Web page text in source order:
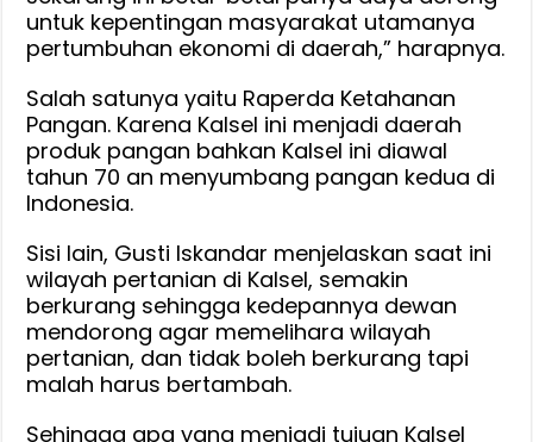
untuk kepentingan masyarakat utamanya
pertumbuhan ekonomi di daerah,” harapnya.
Salah satunya yaitu Raperda Ketahanan
Pangan. Karena Kalsel ini menjadi daerah
produk pangan bahkan Kalsel ini diawal
tahun 70 an menyumbang pangan kedua di
Indonesia.
Sisi lain, Gusti Iskandar menjelaskan saat ini
wilayah pertanian di Kalsel, semakin
berkurang sehingga kedepannya dewan
mendorong agar memelihara wilayah
pertanian, dan tidak boleh berkurang tapi
malah harus bertambah.
Sehingga apa yang menjadi tujuan Kalsel